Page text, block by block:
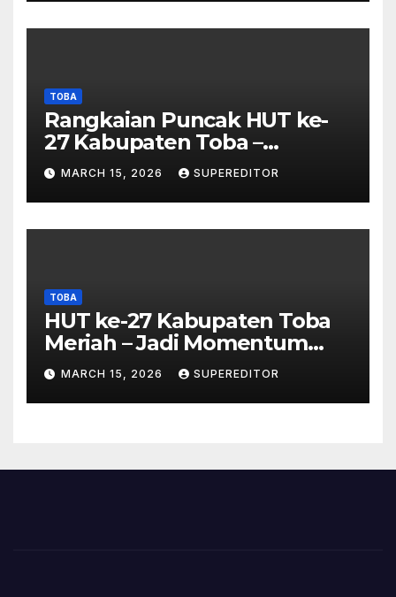
TOBA
Rangkaian Puncak HUT ke-
27 Kabupaten Toba –
Panjatkan Doa Untuk
Kesejahteraan
MARCH 15, 2026 SUPEREDITOR
TOBA
HUT ke-27 Kabupaten Toba
Meriah – Jadi Momentum
Perkuat Sinergi
Pembangunan Kawasan
Danau Toba
MARCH 15, 2026 SUPEREDITOR